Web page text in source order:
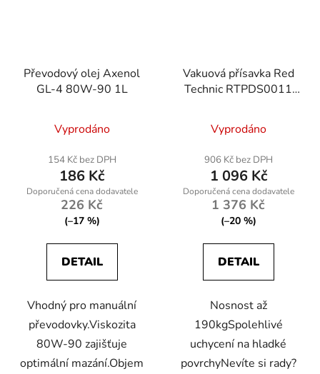
Převodový olej Axenol
GL-4 80W-90 1L
Vyprodáno
154 Kč bez DPH
186 Kč
226 Kč
(–17 %)
DETAIL
Vhodný pro manuální
převodovky.Viskozita
80W-90 zajišťuje
optimální mazání.Objem
Vakuová přísavka Red
Technic RTPDS0011
Vyprodáno
906 Kč bez DPH
1 096 Kč
1 376 Kč
(–20 %)
DETAIL
Nosnost až
190kgSpolehlivé
uchycení na hladké
povrchyNevíte si rady?